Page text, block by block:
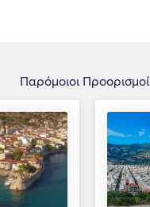
Παρόμοιοι Προορισμοί